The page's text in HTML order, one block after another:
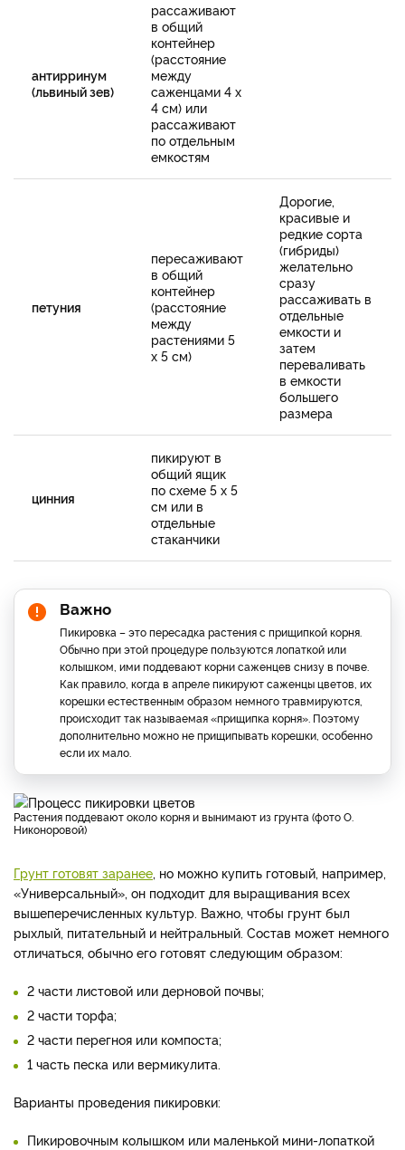
антирринум
(львиный зев)
рассаживают
в общий
контейнер
(расстояние
между
саженцами 4 х
4 см) или
рассаживают
по отдельным
емкостям
петуния
пересаживают
в общий
контейнер
(расстояние
между
растениями 5
х 5 см)
Дорогие,
красивые и
редкие сорта
(гибриды)
желательно
сразу
рассаживать в
отдельные
емкости и
затем
переваливать
в емкости
большего
размера
цинния
пикируют в
общий ящик
по схеме 5 х 5
см или в
отдельные
стаканчики
Важно
Пикировка – это пересадка растения с прищипкой корня.
Обычно при этой процедуре пользуются лопаткой или
колышком, ими поддевают корни саженцев снизу в почве.
Как правило, когда в апреле пикируют саженцы цветов, их
корешки естественным образом немного травмируются,
происходит так называемая «прищипка корня». Поэтому
дополнительно можно не прищипывать корешки, особенно
если их мало.
Растения поддевают около корня и вынимают из грунта (фото О.
Никоноровой)
Грунт готовят заранее, но можно купить готовый, например,
«Универсальный», он подходит для выращивания всех
вышеперечисленных культур. Важно, чтобы грунт был
рыхлый, питательный и нейтральный. Состав может немного
отличаться, обычно его готовят следующим образом:
2 части листовой или дерновой почвы;
2 части торфа;
2 части перегноя или компоста;
1 часть песка или вермикулита.
Варианты проведения пикировки:
Пикировочным колышком или маленькой мини-лопаткой